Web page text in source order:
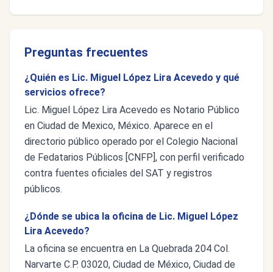
Preguntas frecuentes
¿Quién es Lic. Miguel López Lira Acevedo y qué
servicios ofrece?
Lic. Miguel López Lira Acevedo es Notario Público
en Ciudad de Mexico, México. Aparece en el
directorio público operado por el Colegio Nacional
de Fedatarios Públicos [CNFP], con perfil verificado
contra fuentes oficiales del SAT y registros
públicos.
¿Dónde se ubica la oficina de Lic. Miguel López
Lira Acevedo?
La oficina se encuentra en La Quebrada 204 Col.
Narvarte C.P. 03020, Ciudad de México, Ciudad de